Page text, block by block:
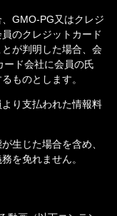
GMO-PG又はクレジ
のクレジットカード
が判明した場合、会
ード会社に会員の氏
ものとします。
り支払われた情報料
生じた場合を含め、
を免れません。